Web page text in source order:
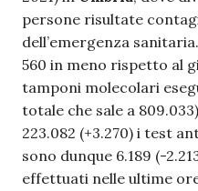
persone risultate
dell’emergenza
560 in meno rispetto al
tamponi molecolari
totale che sale a
223.082 (+3.270) i test
sono dunque 6.189 (-
effettuati nelle ultime